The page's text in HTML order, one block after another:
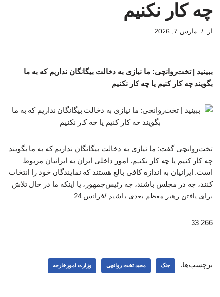
چه کار نکنیم
از مارس 7, 2026
ببینید | تخت‌روانچی: ما نیازی به دخالت بیگانگان نداریم که به ما
بگویند چه کار کنیم یا چه کار نکنیم
تخت‌روانچی گفت: ما نیازی به دخالت بیگانگان نداریم که به ما بگویند
چه کار کنیم یا چه کار نکنیم. امور داخلی ایران به ایرانیان مربوط
است. ایرانیان به اندازه کافی بالغ هستند که نمایندگان خود را انتخاب
کنند، چه در مجلس باشند، چه رئیس‌جمهور، یا اینکه ما در حال تلاش
برای یافتن رهبر معظم بعدی باشیم./فرانس 24
266 33
برچسب‌ها: جنگ مجید تخت روانچی وزارت امورخارجه